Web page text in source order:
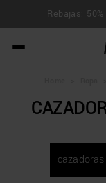
Rebajas: